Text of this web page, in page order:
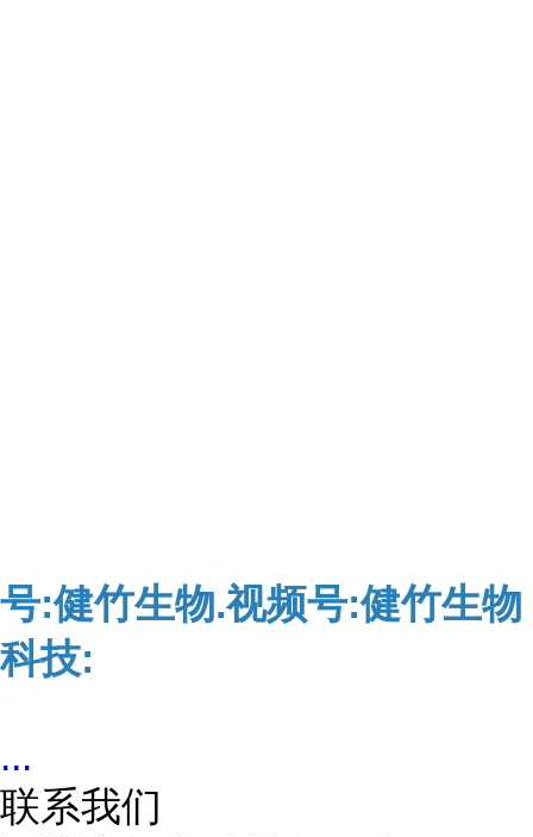
号:健竹生物.视频号:健竹生物
科技:
...
联系我们